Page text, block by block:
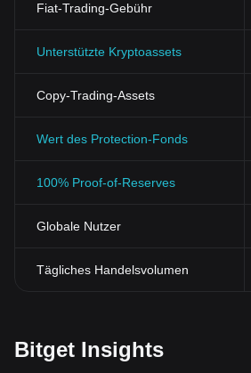
Fiat-Trading-Gebühr
Unterstützte Kryptoassets
Copy-Trading-Assets
Wert des Protection-Fonds
100% Proof-of-Reserves
Globale Nutzer
Tägliches Handelsvolumen
Bitget Insights